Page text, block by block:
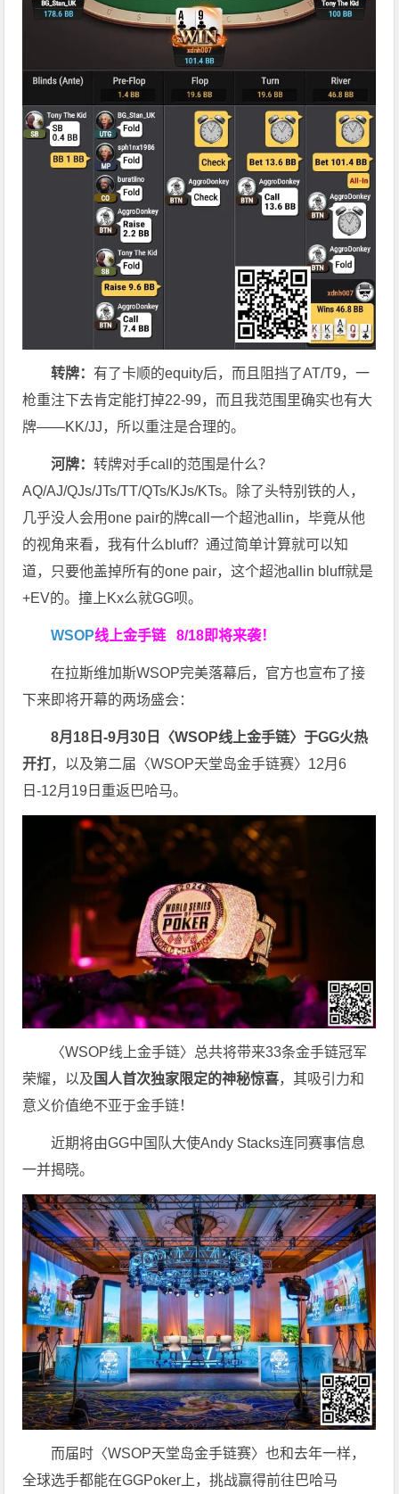
转牌： 有了卡顺的equity后，而且阻挡了AT/T9，一
枪重注下去肯定能打掉22-99，而且我范围里确实也有大
牌——KK/JJ，所以重注是合理的。
河牌：转牌对手call的范围是什么？
AQ/AJ/QJs/JTs/TT/QTs/KJs/KTs。除了头特别铁的人，
几乎没人会用one pair的牌call一个超池allin，毕竟从他
的视角来看，我有什么bluff？通过简单计算就可以知
道，只要他盖掉所有的one pair，这个超池allin bluff就是
+EV的。撞上Kx么就GG呗。
WSOP线上金手链8/18即将来袭！
在拉斯维加斯WSOP完美落幕后，官方也宣布了接
下来即将开幕的两场盛会：
8月18日-9月30日 〈WSOP线上金手链〉 于GG火热
开打，以及第二届〈WSOP天堂岛金手链赛〉12月6
日-12月19日重返巴哈马。
〈WSOP线上金手链〉总共将带来33条金手链冠军
荣耀，以及 国人首次独家限定的神秘惊喜，其吸引力和
意义价值绝不亚于金手链！
近期将由GG中国队大使Andy Stacks连同赛事信息
一并揭晓。
而届时〈WSOP天堂岛金手链赛〉也和去年一样，
全球选手都能在GGPoker上，挑战赢得前往巴哈马